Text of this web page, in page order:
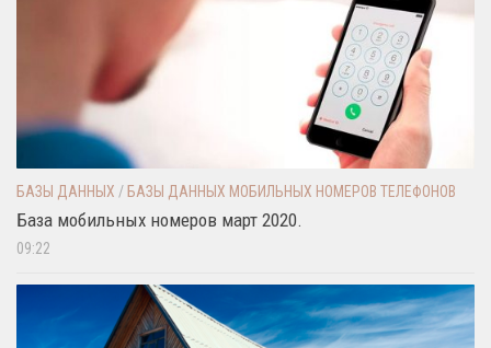
БАЗЫ ДАННЫХ / БАЗЫ ДАННЫХ МОБИЛЬНЫХ НОМЕРОВ ТЕЛЕФОНОВ
База мобильных номеров март 2020.
09:22